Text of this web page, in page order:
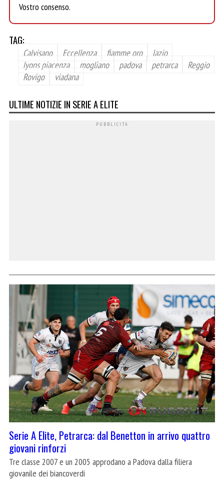
Vostro consenso.
TAG:
Calvisano Eccellenza fiamme oro
lazio
lyons piacenza
mogliano padova petrarca
Reggio
Rovigo
viadana
ULTIME NOTIZIE IN SERIE A ELITE
Serie A Elite, Petrarca: dal Benetton in arrivo quattro
giovani rinforzi
Tre classe 2007 e un 2005 approdano a Padova dalla filiera
giovanile dei biancoverdi